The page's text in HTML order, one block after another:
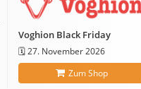
Voghion Black Friday
🗓️27. November 2026
Zum Shop